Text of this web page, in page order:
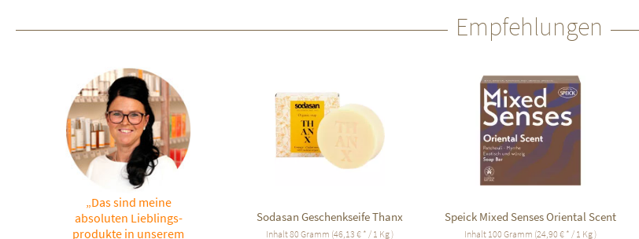
Empfehlungen
„Das sind meine
absoluten Lieblings-
produkte in unserem
Sodasan Geschenkseife Thanx
Inhalt80 Gramm (46,13 € * / 1 Kg )
Speick Mixed Senses Oriental Scent
Inhalt 100 Gramm (24,90 € * / 1 Kg )